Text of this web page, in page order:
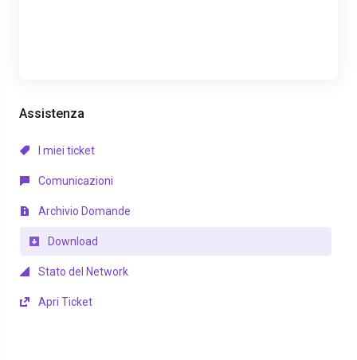
Assistenza
I miei ticket
Comunicazioni
Archivio Domande
Download
Stato del Network
Apri Ticket